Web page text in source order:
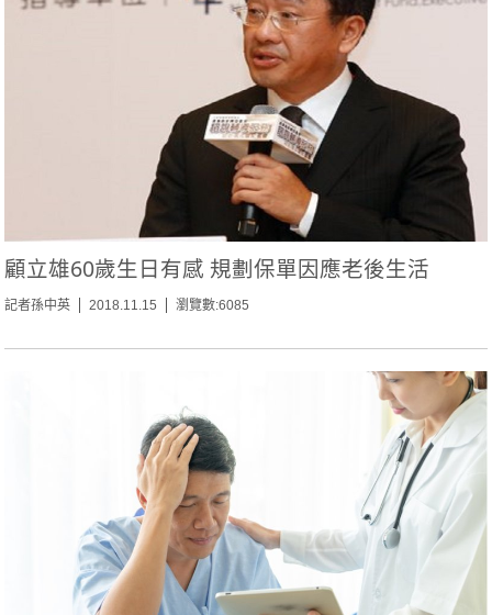
顧立雄60歲生日有感 規劃保單因應老後生活
記者孫中英 2018.11.15 瀏覽數:6085